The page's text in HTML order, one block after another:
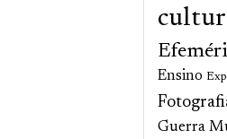
Ensino
Guerra